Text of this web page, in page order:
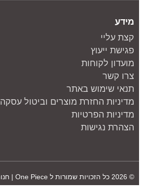
מידע
קצת עליי
פגישת ייעוץ
מועדון לקוחות
צרו קשר
תנאי שימוש באתר
מדיניות החזרת מוצרים וביטול עסקה
מדיניות הפרטיות
הצהרת נגישות
© 2026 כל הזכויות שמורות ל One Piece | חנות אונליין